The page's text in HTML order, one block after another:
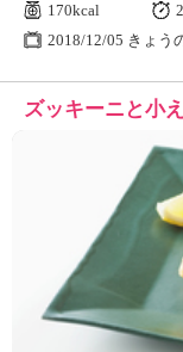
170kcal
2018/12/05 きょう
ズッキーニと小